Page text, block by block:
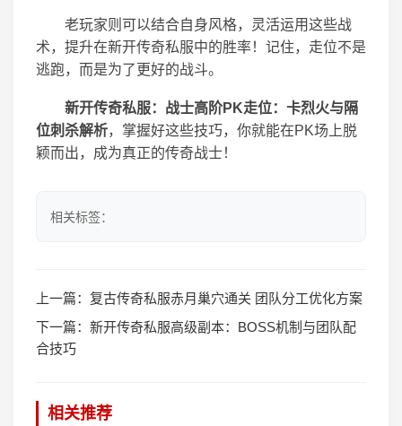
老玩家则可以结合自身风格，灵活运用这些战
术，提升在新开传奇私服中的胜率！记住，走位不是
逃跑，而是为了更好的战斗。
新开传奇私服：战士高阶PK走位：卡烈火与隔
位刺杀解析，掌握好这些技巧，你就能在PK场上脱
颖而出，成为真正的传奇战士！
相关标签：
上一篇： 复古传奇私服赤月巢穴通关 团队分工优化方案
下一篇： 新开传奇私服高级副本：BOSS机制与团队配
合技巧
相关推荐